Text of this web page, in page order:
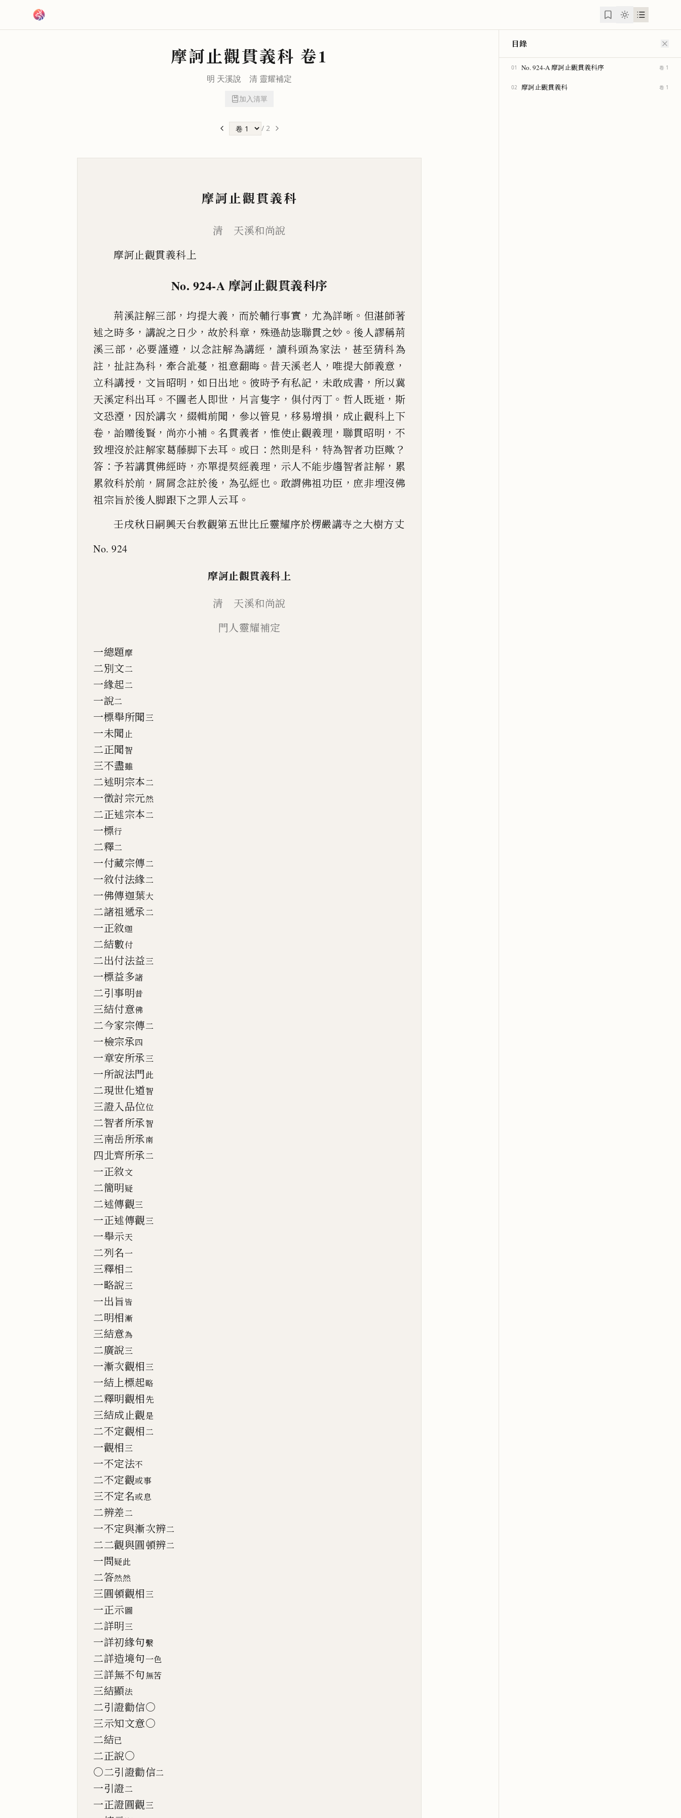
摩訶止觀貫義科 卷1
明 天溪說 清 靈耀補定
加入清單
/ 2
摩訶止觀貫義科
清 天溪和尚說
摩訶止觀貫義科上
No. 924-A 摩訶止觀貫義科序
荊溪註解三部 ， 均提大義 ， 而於輔行事實 ， 尤為詳晰 。 但湛師著
述之時多 ， 講說之日少 ， 故於科章 ， 殊遜劼毖聯貫之妙 。 後人謬稱荊
溪三部 ， 必要謹遵 ， 以念註解為講經 ， 讀科頭為家法 ， 甚至猜科為
註 ， 扯註為科 ， 牽合訛蔓 ， 祖意翻晦 。 昔天溪老人 ， 唯提大師義意 ，
立科講授 ， 文旨昭明 ， 如日出地 。 彼時予有私記 ， 未敢成書 ， 所以冀
天溪定科出耳 。 不圖老人即世 ， 片言隻字 ， 俱付丙丁 。 哲人既逝 ， 斯
文恐湮 ， 因於講次 ， 綴輯前聞 ， 參以管見 ，移易增損 ， 成止觀科上下
卷 ，詒贈後賢 ， 尚亦小補 。名貫義者 ， 惟使止觀義理 ， 聯貫昭明 ， 不
致埋沒於註解家葛藤脚下去耳 。 或曰 ： 然則是科 ， 特為智者功臣歟 ？
答 ：予若講貫佛經時 ，亦單提契經義理 ， 示人不能步趨智者註解 ， 累
累敘科於前 ， 屑屑念註於後 ， 為弘經也 。 敢謂佛祖功臣 ， 庶非埋沒佛
祖宗旨於後人脚跟下之罪人云耳 。
壬戌秋日嗣興天台教觀第五世比丘靈耀序於楞嚴講寺之大樹方丈
No. 924
摩訶止觀貫義科上
清 天溪和尚說
門人靈耀補定
一總題摩
二別文二
一緣起二
一說二
一標舉所聞三
一未聞 止
二正聞智
三不盡雖
二述明宗本二
一徵討宗元然
二正述宗本二
一標行
二釋二
一付藏宗傳二
一敘付法緣二
一佛傳迦葉大
二諸祖遞承二
一正敘迦
二結數付
二出付法益三
一標益多諸
二引事明昔
三結付意佛
二今家宗傳二
一檢宗承四
一章安所承三
一所說法門此
二現世化道智
三證入品位位
二智者所承智
三南岳所承南
四北齊所承二
一正敘文
二簡明疑
二述傳觀三
一正述傳觀三
一舉示天
二列名一
三釋相二
一略說三
一出旨皆
二明相漸
三結意為
二廣說三
一漸次觀相三
一結上標起略
二釋明觀相先
三結成止觀是
二不定觀相二
一觀相三
一不定法不
二不定觀或事
三不定名或息
二辨差二
一不定與漸次辨二
二二觀與圓頓辨二
一問疑此
二答然然
三圓頓觀相三
一正示圖
二詳明三
一詳初緣句繫
二詳造境句一色
三詳無不句無苦
三結顯法
二引證勸信○
三示知文意○
二結已
二正說○
○二引證勸信二
一引證二
一正證圓觀三
目錄
01 No. 924-A 摩訶止觀貫義科序 卷 1
02 摩訶止觀貫義科 卷 1